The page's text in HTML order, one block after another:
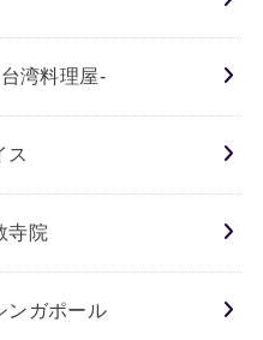
湾料理屋-
ス
寺院
ンガポール